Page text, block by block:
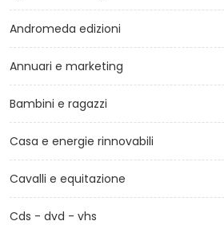
Andromeda edizioni
Annuari e marketing
Bambini e ragazzi
Casa e energie rinnovabili
Cavalli e equitazione
Cds - dvd - vhs